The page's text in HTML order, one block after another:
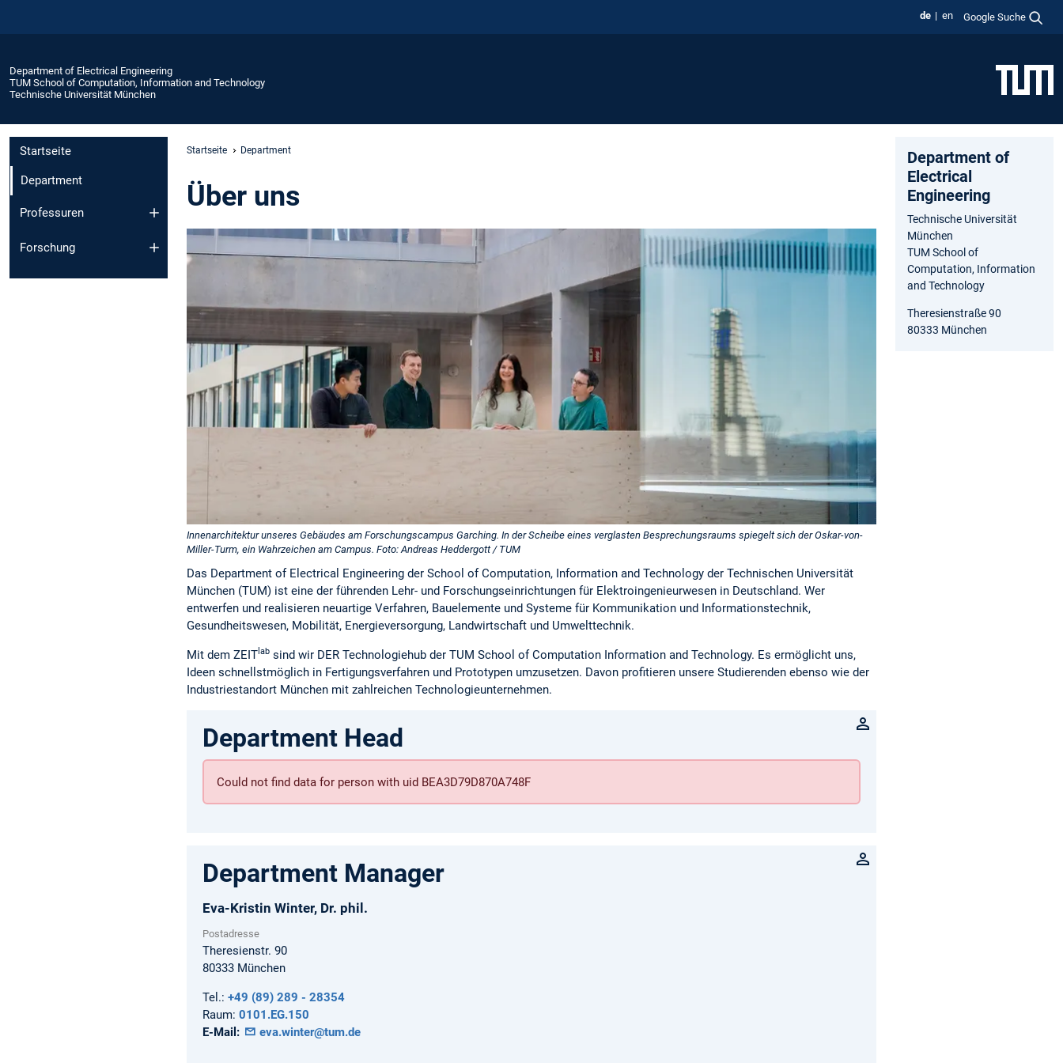
de en Google Suche
Department of Electrical Engineering
TUM School of Computation, Information and Technology
Technische Universität München
Startseite
Department
Professuren
Forschung
Startseite Department
Über uns
Innenarchitektur unseres Gebäudes am Forschungscampus Garching. In der Scheibe eines verglasten Besprechungsraums spiegelt sich der Oskar-von-
Miller-Turm, ein Wahrzeichen am Campus. Foto: Andreas Heddergott / TUM
Das Department of Electrical Engineering der School of Computation, Information and Technology der Technischen Universität
München (TUM) ist eine der führenden Lehr- und Forschungseinrichtungen für Elektroingenieurwesen in Deutschland. Wer
entwerfen und realisieren neuartige Verfahren, Bauelemente und Systeme für Kommunikation und Informationstechnik,
Gesundheitswesen, Mobilität, Energieversorgung, Landwirtschaft und Umwelttechnik.
Mit dem ZEIT lab sind wir DER Technologiehub der TUM School of Computation Information and Technology. Es ermöglicht uns,
Ideen schnellstmöglich in Fertigungsverfahren und Prototypen umzusetzen. Davon profitieren unsere Studierenden ebenso wie der
Industriestandort München mit zahlreichen Technologieunternehmen.
Department Head
Could not find data for person with uid BEA3D79D870A748F
Department Manager
Eva-Kristin Winter, Dr. phil.
Postadresse
Theresienstr. 90
80333 München
Tel.: +49 (89) 289 - 28354
Raum: 0101.EG.150
E-Mail:
eva.winter@tum.de
Department of
Electrical
Engineering
Technische Universität
München
TUM School of
Computation, Information
and Technology
Theresienstraße 90
80333 München